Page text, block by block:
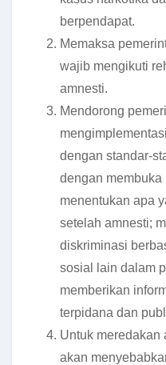
berpendapat.
Memaksa
wajib mengikuti
amnesti.
Mendorong
dengan standar-
dengan
menentukan apa
setelah amnesti;
diskriminasi
sosial lain dalam
memberikan
terpidana dan
Untuk meredakan
akan